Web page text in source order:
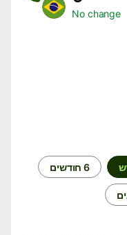
No change
6 חודשים